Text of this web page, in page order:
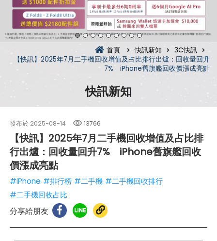
首頁 快訊新知
3C快訊
【快訊】2025年7月二手機回收增值及占比排行出爐：回收量回升
7% iPhone舊旗艦回收價漲成亮點
快訊新知
發布於 2025-08-14 13766
【快訊】2025年7月二手機回收增值及占比排
行出爐：回收量回升7% iPhone舊旗艦回收
價漲成亮點
#iPhone #排行榜 #二手機 #二手機回收排行
#二手機回收占比
分享給朋友